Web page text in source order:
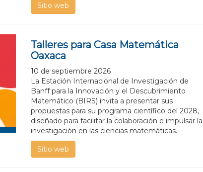
de
Sitio web
Talleres para Casa Matemática
Oaxaca
10 de septiembre 2026
La Estación Internacional de Investigación de
Banff para la Innovación y el Descubrimiento
Matemático (BIRS) invita a presentar sus
propuestas para su programa científico del 2028,
diseñado para facilitar la colaboración e impulsar la
investigación en las ciencias matemáticas.
Sitio web